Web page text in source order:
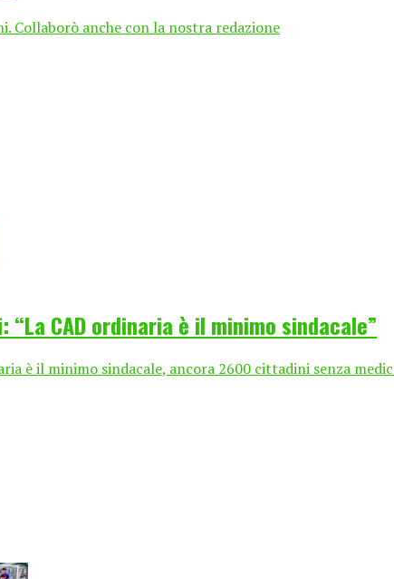
Collaborò anche con la nostra redazione
CAD ordinaria è il minimo sindacale”
è il minimo sindacale, ancora 2600 cittadini senza